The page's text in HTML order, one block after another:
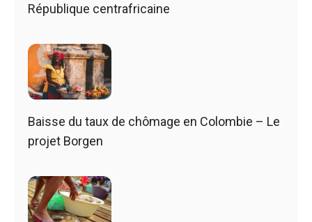
République centrafricaine
Baisse du taux de chômage en Colombie – Le
projet Borgen